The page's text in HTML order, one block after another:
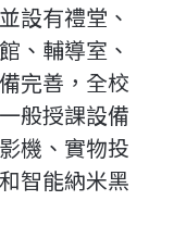
設有禮堂、
、輔導室、
完善，全校
般授課設備
機、實物投
智能納米黑